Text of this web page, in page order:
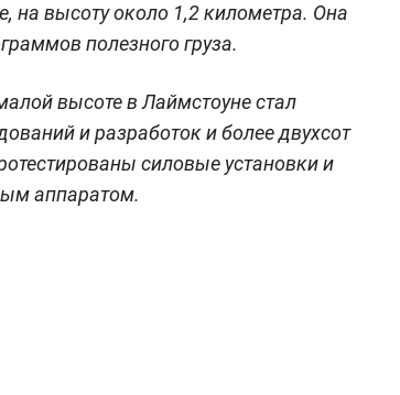
на высоту около 1,2 километра. Она
полезного груза.
высоте в Лаймстоуне стал
и разработок и более двухсот
силовые установки и
аппаратом.